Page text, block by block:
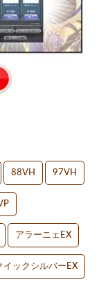
88VH 97VH
アラーニェEX
イックシルバーEX